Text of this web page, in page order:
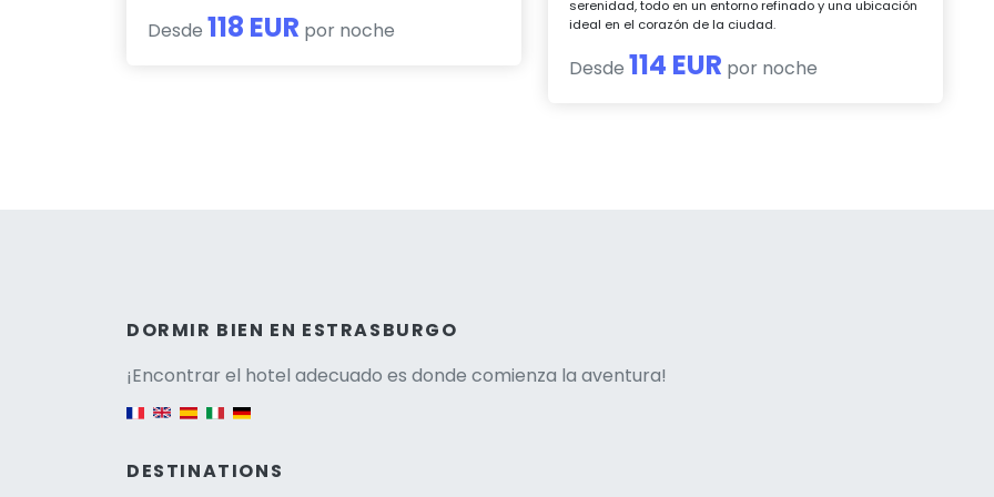
Desde 118 EUR por noche
serenidad, todo en un entorno refinado y una ubicación
ideal en el corazón de la ciudad.
Desde 114 EUR por noche
DORMIR BIEN EN ESTRASBURGO
¡Encontrar el hotel adecuado es donde comienza la aventura!
Versione
DESTINATIONS